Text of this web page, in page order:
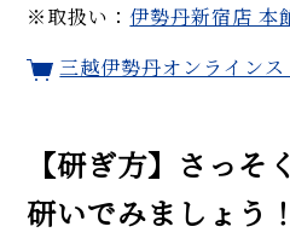
※取扱い： 伊勢丹新宿店 本
三越伊勢丹オンライン
【研ぎ方】さっそ
研いでみましょう！